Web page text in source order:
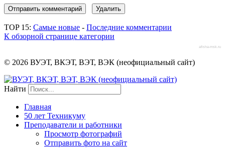
TOP 15: Самые новые - Последние комментарии
К обзорной странице категории
afisha-msk.ru
© 2026 ВУЭТ, ВКЭТ, ВЭТ, ВЭК (неофициальный сайт)
Найти
Главная
50 лет Техникуму
Преподаватели и работники
Просмотр фотографий
Отправить фото на сайт